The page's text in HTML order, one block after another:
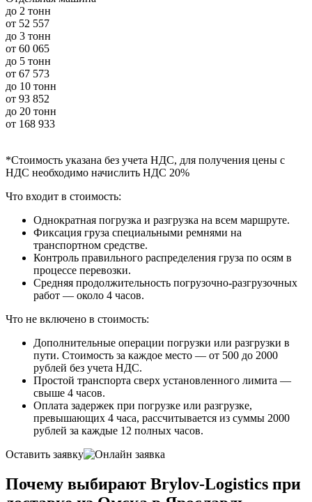
до 2 тонн
от 52 557
до 3 тонн
от 60 065
до 5 тонн
от 67 573
до 10 тонн
от 93 852
до 20 тонн
от 168 933
*Стоимость указана без учета НДС, для получения цены с
НДС необходимо начислить НДС 20%
Что входит в стоимость:
Однократная погрузка и разгрузка на всем маршруте.
Фиксация груза специальными ремнями на
транспортном средстве.
Контроль правильного распределения груза по осям в
процессе перевозки.
Средняя продолжительность погрузочно-разгрузочных
работ — около 4 часов.
Что не включено в стоимость:
Дополнительные операции погрузки или разгрузки в
пути. Стоимость за каждое место — от 500 до 2000
рублей без учета НДС.
Простой транспорта сверх установленного лимита —
свыше 4 часов.
Оплата задержек при погрузке или разгрузке,
превышающих 4 часа, рассчитывается из суммы 2000
рублей за каждые 12 полных часов.
Оставить заявку
Почему выбирают Brylov-Logistics при